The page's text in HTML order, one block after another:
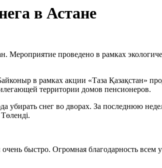
в Астане
проведено в рамках
в рамках акции «Таза Қазақстан»
территории домов пенсионеров.
снег во дворах. За последнюю
быстро. Огромная благодарность всем